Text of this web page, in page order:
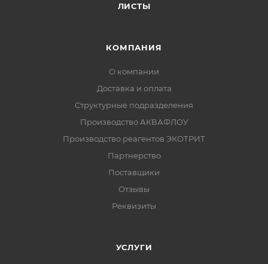
ЛИСТЫ
КОМПАНИЯ
О компании
Доставка и оплата
Структурные подразделения
Производство АКВАФЛОУ
Производство реагентов ЭКОТРИТ
Партнерство
Поставщики
Отзывы
Реквизиты
УСЛУГИ